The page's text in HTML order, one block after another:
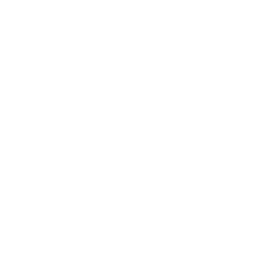
ありません。
です。
ず変更すること